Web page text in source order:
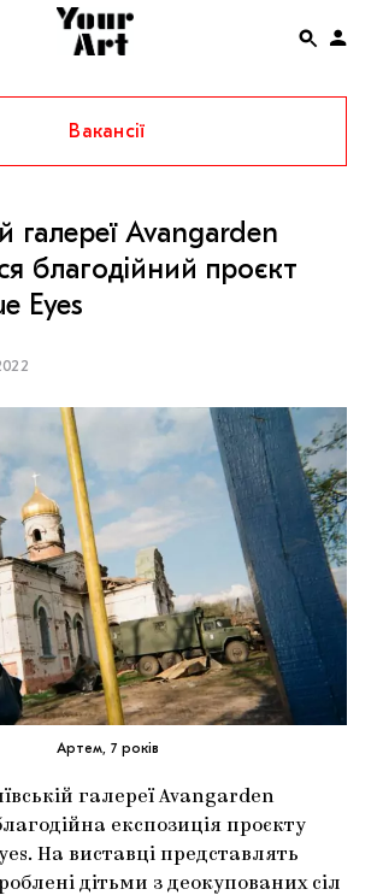
ENG
НОВИНИ
АФІША
ІНТЕРВ’Ю
СПЕЦПРОЄКТИ
PAVILION AT VENICE BIENNALE
2022
МАРГІНАЛІЇ
ПЛАТФОРМА
ЗАПАЛЕННЯ
CULT ПРО РІЗДВЯНІ СВЯТА
Вакансії
галереї Avangarden
благодійний проєкт
Eyes
Артем, 7 років
галереї Avangarden
експозиція проєкту
На виставці представлять
дітьми з деокупованих сіл